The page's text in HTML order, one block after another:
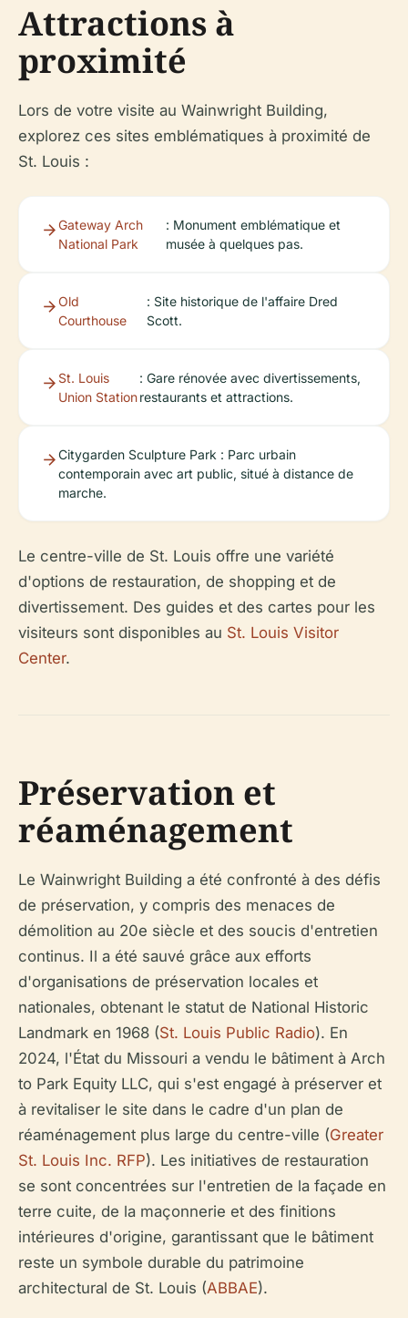
Attractions à
proximité
Lors de votre visite au Wainwright Building,
explorez ces sites emblématiques à proximité de
St. Louis :
Gateway Arch
National Park
: Monument emblématique et
musée à quelques pas.
Old
Courthouse
: Site historique de l'affaire Dred
Scott.
St. Louis
Union Station
: Gare rénovée avec divertissements,
restaurants et attractions.
Citygarden Sculpture Park : Parc urbain
contemporain avec art public, situé à distance de
marche.
Le centre-ville de St. Louis offre une variété
d'options de restauration, de shopping et de
divertissement. Des guides et des cartes pour les
visiteurs sont disponibles au St. Louis Visitor
Center.
Préservation et
réaménagement
Le Wainwright Building a été confronté à des défis
de préservation, y compris des menaces de
démolition au 20e siècle et des soucis d'entretien
continus. Il a été sauvé grâce aux efforts
d'organisations de préservation locales et
nationales, obtenant le statut de National Historic
Landmark en 1968 (St. Louis Public Radio). En
2024, l'État du Missouri a vendu le bâtiment à Arch
to Park Equity LLC, qui s'est engagé à préserver et
à revitaliser le site dans le cadre d'un plan de
réaménagement plus large du centre-ville (Greater
St. Louis Inc. RFP). Les initiatives de restauration
se sont concentrées sur l'entretien de la façade en
terre cuite, de la maçonnerie et des finitions
intérieures d'origine, garantissant que le bâtiment
reste un symbole durable du patrimoine
architectural de St. Louis (ABBAE).